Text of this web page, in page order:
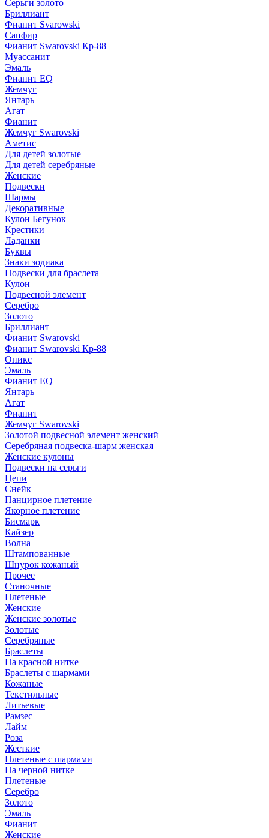
Серьги золото
Бриллиант
Фианит Svarowski
Сапфир
Фианит Swarovski Кр-88
Муассанит
Эмаль
Фианит EQ
Жемчуг
Янтарь
Агат
Фианит
Жемчуг Swarovski
Аметис
Для детей золотые
Для детей серебряные
Женские
Подвески
Шармы
Декоративные
Кулон Бегунок
Крестики
Ладанки
Буквы
Знаки зодиака
Подвески для браслета
Кулон
Подвесной элемент
Серебро
Золото
Бриллиант
Фианит Swarovski
Фианит Swarovski Кр-88
Оникс
Эмаль
Фианит EQ
Янтарь
Агат
Фианит
Жемчуг Swarovski
Золотой подвесной элемент женcкий
Серебряная подвеска-шарм женская
Женские кулоны
Подвески на серьги
Цепи
Снейк
Панцирное плетение
Якорное плетение
Бисмарк
Кайзер
Волна
Штампованные
Шнурок кожаный
Прочее
Станочные
Плетеные
Женские
Женские золотые
Золотые
Серебряные
Браслеты
На красной нитке
Браслеты с шармами
Кожаные
Текстильные
Литьевые
Рамзес
Лайм
Роза
Жесткие
Плетеные с шармами
На черной нитке
Плетеные
Серебро
Золото
Эмаль
Фианит
Женские